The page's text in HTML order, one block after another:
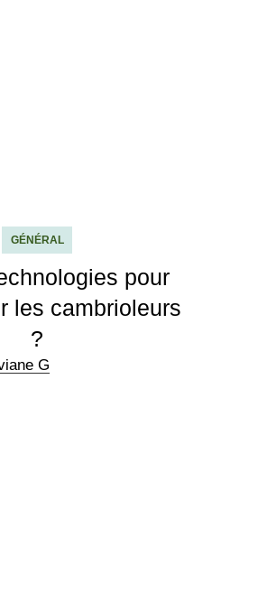
GÉNÉRAL
pour
les cambrioleurs
?
G